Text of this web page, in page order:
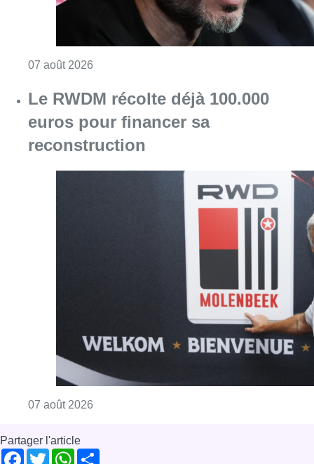
07 août 2026
Le RWDM récolte déjà 100.000
euros pour financer sa
reconstruction
07 août 2026
Partager l'article
Facebook
TwitterWhatsApp